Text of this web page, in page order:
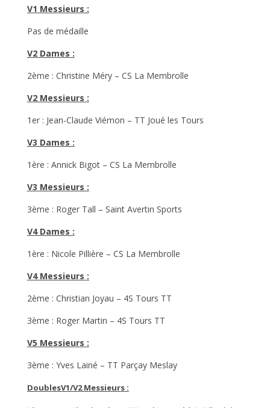
V1 Messieurs :
Pas de médaille
V2 Dames :
2ème : Christine Méry – CS La Membrolle
V2 Messieurs :
1er : Jean-Claude Viémon – TT Joué les Tours
V3 Dames :
1ère : Annick Bigot – CS La Membrolle
V3 Messieurs :
3ème : Roger Tall – Saint Avertin Sports
V4 Dames :
1ère : Nicole Pillière – CS La Membrolle
V4 Messieurs :
2ème : Christian Joyau – 4S Tours TT
3ème : Roger Martin – 4S Tours TT
V5 Messieurs :
3ème : Yves Lainé – TT Parçay Meslay
DoublesV1/V2 Messieurs :